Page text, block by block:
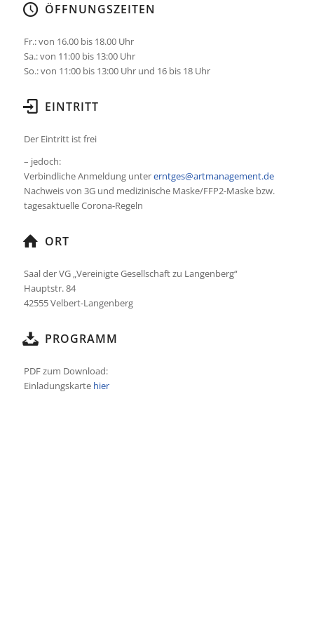
ÖFFNUNGSZEITEN
Fr.: von 16.00 bis 18.00 Uhr
Sa.: von 11:00 bis 13:00 Uhr
So.: von 11:00 bis 13:00 Uhr und 16 bis 18 Uhr
EINTRITT
Der Eintritt ist frei
– jedoch:
Verbindliche Anmeldung untererntges@artmanagement.de
Nachweis von 3G und medizinische Maske/FFP2-Maske bzw.
tagesaktuelle Corona-Regeln
ORT
Saal der VG „Vereinigte Gesellschaft zu Langenberg“
Hauptstr. 84
42555 Velbert-Langenberg
PROGRAMM
PDF zum Download:
Einladungskarte hier